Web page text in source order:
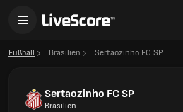
Fußball Brasilien Sertaozinho FC SP
Sertaozinho FC SP
Brasilien